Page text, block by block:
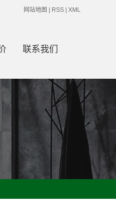
网站地图 RSS XML
联系我们